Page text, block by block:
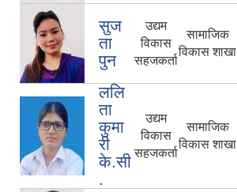
सुज
ता
पुन
उद्यम
विकास
सहजकर्ता
सामाजिक
विकास शाखा
ललि
ता
कुमा
री
के.सी
.
उद्यम
विकास
सहजकर्ता
सामाजिक
विकास शाखा